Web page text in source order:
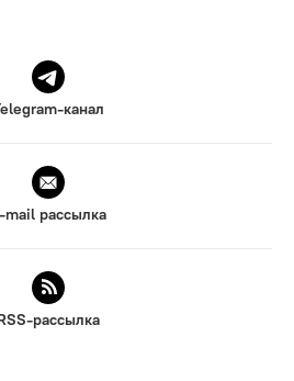
канал
mail рассылка
рассылка